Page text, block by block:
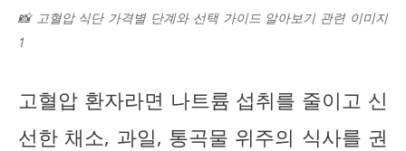
📸 고혈압 식단 가격별 단계와 선택 가이드 알아보기 관련 이미지
1
고혈압 환자라면 나트륨 섭취를 줄이고 신
선한 채소, 과일, 통곡물 위주의 식사를 권